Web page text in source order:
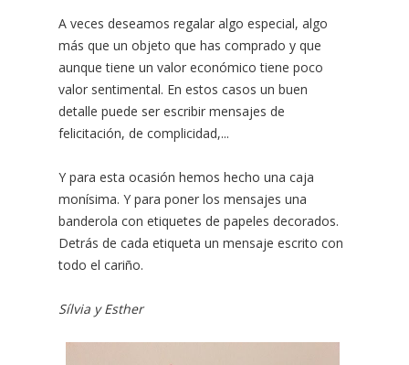
A veces deseamos regalar algo especial, algo
más que un objeto que has comprado y que
aunque tiene un valor económico tiene poco
valor sentimental. En estos casos un buen
detalle puede ser escribir mensajes de
felicitación, de complicidad,...
Y para esta ocasión hemos hecho una caja
monísima. Y para poner los mensajes una
banderola con etiquetes de papeles decorados.
Detrás de cada etiqueta un mensaje escrito con
todo el cariño.
Sílvia y Esther